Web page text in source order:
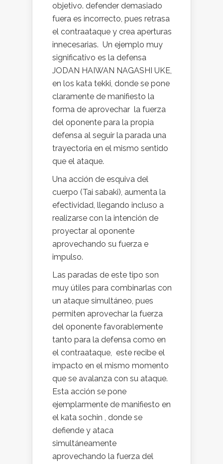
objetivo. defender demasiado
fuera es incorrecto, pues retrasa
el contraataque y crea aperturas
innecesarias. Un ejemplo muy
significativo es la defensa
JODAN HAIWAN NAGASHI UKE,
en los kata tekki, donde se pone
claramente de manifiesto la
forma de aprovechar la fuerza
del oponente para la propia
defensa al seguir la parada una
trayectoria en el mismo sentido
que el ataque.
Una acción de esquiva del
cuerpo (Tai sabaki), aumenta la
efectividad, llegando incluso a
realizarse con la intención de
proyectar al oponente
aprovechando su fuerza e
impulso.
Las paradas de este tipo son
muy útiles para combinarlas con
un ataque simultáneo, pues
permiten aprovechar la fuerza
del oponente favorablemente
tanto para la defensa como en
el contraataque, este recibe el
impacto en el mismo momento
que se avalanza con su ataque.
Esta acción se pone
ejemplarmente de manifiesto en
el kata sochin , donde se
defiende y ataca
simultáneamente
aprovechando la fuerza del